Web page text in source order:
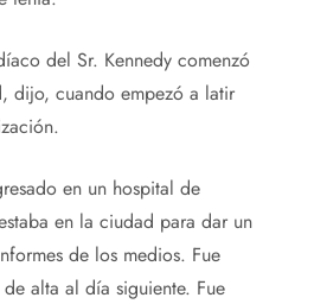
del Sr. Kennedy comenzó
dijo, cuando empezó a latir
en un hospital de
en la ciudad para dar un
de los medios. Fue
alta al día siguiente. Fue